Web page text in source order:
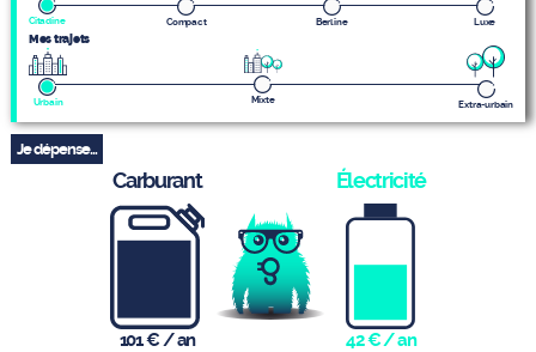
Citadine Compact Berline Luxe
Mes trajets
Urbain Mixte Extra-urbain
Je dépense...
Carburant
101 €/ an
Électricité
42 €/ an